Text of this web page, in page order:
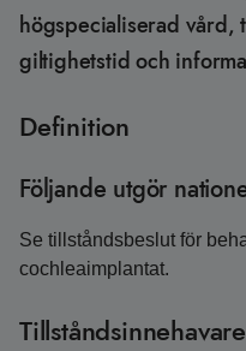
högspecialiserad vård,
giltighetstid och
Definition
Följande utgör
Se tillståndsbeslut för
cochleaimplantat.
Tillståndsinnehavare